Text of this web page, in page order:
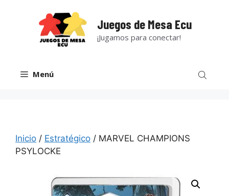
Juegos de Mesa Ecu
¡Jugamos para conectar!
Menú
Inicio / Estratégico / MARVEL CHAMPIONS
PSYLOCKE